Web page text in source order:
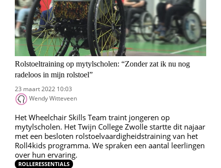
Rolstoeltraining op mytylscholen: “Zonder zat ik nu nog
radeloos in mijn rolstoel”
23 maart 2022 10:03
Wendy Witteveen
Het Wheelchair Skills Team traint jongeren op
mytylscholen. Het Twijn College Zwolle startte dit najaar
met een besloten rolstoelvaardigheidstraining van het
Roll4kids programma. We spraken een aantal leerlingen
over hun ervaring.
ROLLERESSENTIALS